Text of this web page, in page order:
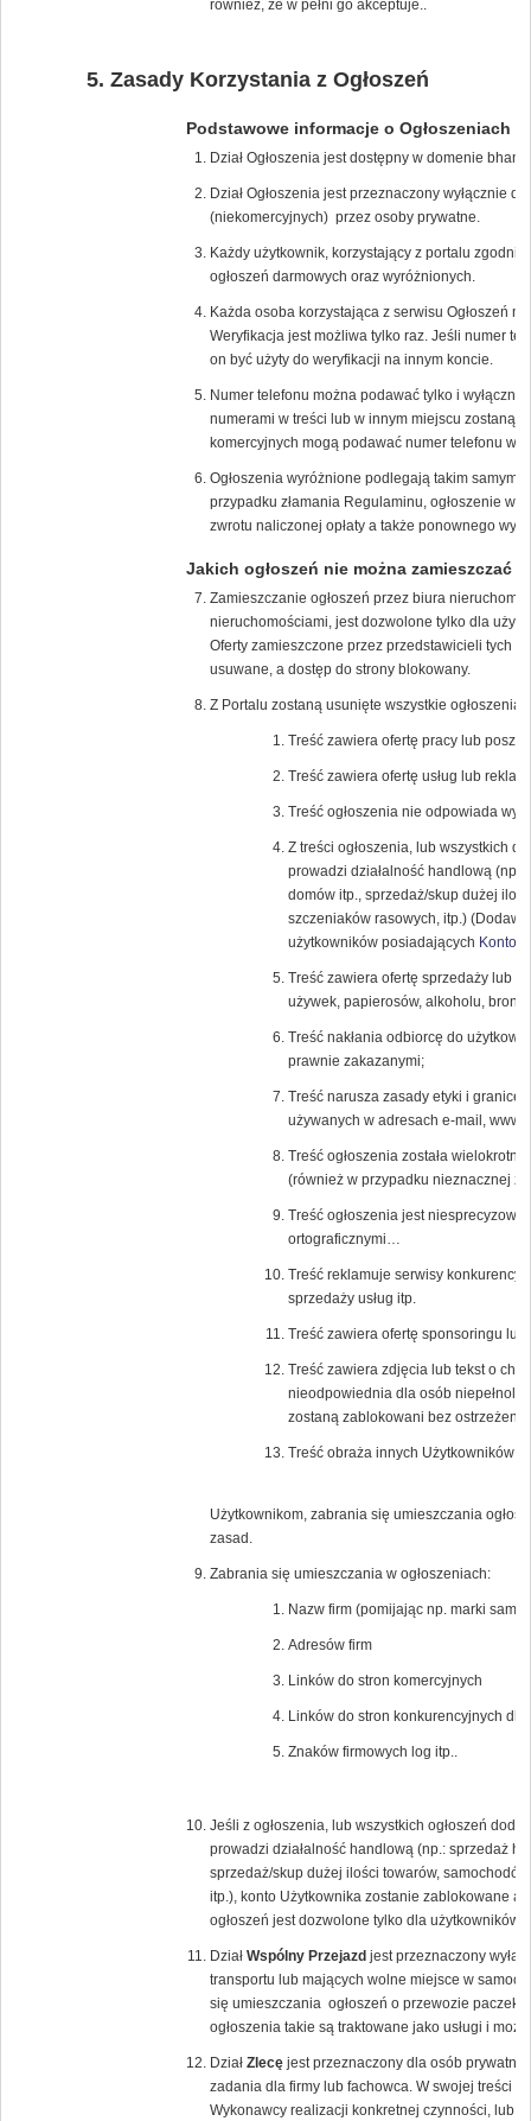
również, że w pełni go akceptuje..
Zasady Korzystania z Ogłoszeń
Podstawowe informacje o Ogłoszeniach
Dział Ogłoszenia jest dostępny w domenie
Dział Ogłoszenia jest przeznaczony wyłącznie
(niekomercyjnych) przez osoby prywatne.
Każdy użytkownik, korzystający z portalu
ogłoszeń darmowych oraz wyróżnionych.
Każda osoba korzystająca z serwisu Ogłoszeń
Weryfikacja jest możliwa tylko raz. Jeśli numer
on być użyty do weryfikacji na innym koncie.
Numer telefonu można podawać tylko i
numerami w treści lub w innym miejscu zostaną
komercyjnych mogą podawać numer telefonu w
Ogłoszenia wyróżnione podlegają takim samym
przypadku złamania Regulaminu, ogłoszenie
zwrotu naliczonej opłaty a także ponownego
Jakich ogłoszeń nie można zamieszczać
Zamieszczanie ogłoszeń przez biura
nieruchomościami, jest dozwolone tylko dla
Oferty zamieszczone przez przedstawicieli tych
usuwane, a dostęp do strony blokowany.
Z Portalu zostaną usunięte wszystkie ogłoszenia,
Treść zawiera ofertę pracy lub
Treść zawiera ofertę usług lub
Treść ogłoszenia nie odpowiada
Z treści ogłoszenia, lub wszystkich
prowadzi działalność handlową
domów itp., sprzedaż/skup dużej
szczeniaków rasowych, itp.)
użytkowników posiadających Konto
Treść zawiera ofertę sprzedaży lub
używek, papierosów, alkoholu, broni
Treść nakłania odbiorcę do
prawnie zakazanymi;
Treść narusza zasady etyki i granice
używanych w adresach e-mail, www
Treść ogłoszenia została
(również w przypadku nieznacznej
Treść ogłoszenia jest
ortograficznymi…
Treść reklamuje serwisy
sprzedaży usług itp.
Treść zawiera ofertę sponsoringu lub
Treść zawiera zdjęcia lub tekst o
nieodpowiednia dla osób
zostaną zablokowani bez
Treść obraża innych Użytkowników
Użytkownikom, zabrania się umieszczania
zasad.
Zabrania się umieszczania w ogłoszeniach:
Nazw firm (pomijając np. marki
Adresów firm
Linków do stron komercyjnych
Linków do stron konkurencyjnych dla
Znaków firmowych log itp..
Jeśli z ogłoszenia, lub wszystkich ogłoszeń
prowadzi działalność handlową (np.: sprzedaż
sprzedaż/skup dużej ilości towarów,
itp.), konto Użytkownika zostanie zablokowane a
ogłoszeń jest dozwolone tylko dla użytkowników
Dział Wspólny Przejazd jest przeznaczony
transportu lub mających wolne miejsce w
się umieszczania ogłoszeń o przewozie paczek
ogłoszenia takie są traktowane jako usługi i
Dział Zlecęjest przeznaczony dla osób
zadania dla firmy lub fachowca. W swojej treści
Wykonawcy realizacji konkretnej czynności, lub